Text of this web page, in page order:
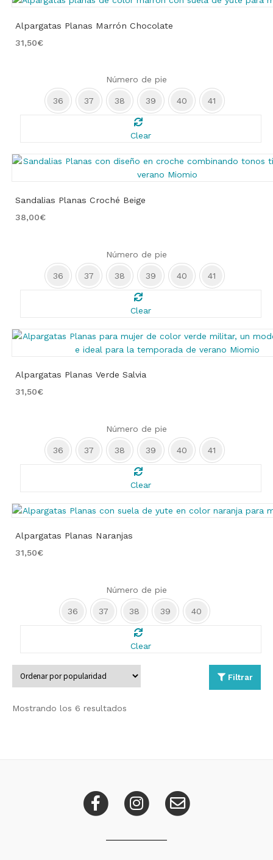
Alpargatas Planas Marrón Chocolate
31,50€
Número de pie
36 37 38 39 40 41
Clear
Sandalias Planas Croché Beige
38,00€
Número de pie
36 37 38 39 40 41
Clear
Alpargatas Planas Verde Salvia
31,50€
Número de pie
36 37 38 39 40 41
Clear
Alpargatas Planas Naranjas
31,50€
Número de pie
36 37 38 39 40
Clear
Filtrar
Mostrando los 6 resultadosOrdenado